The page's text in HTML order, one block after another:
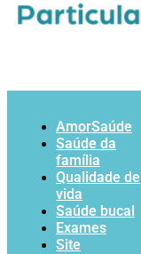
AmorSaúde
Saúde da
família
Qualidade de
vida
Saúde bucal
Exames
Site